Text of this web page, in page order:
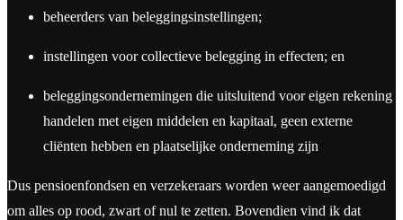
beheerders van beleggingsinstellingen;
instellingen voor collectieve belegging in effecten; en
beleggingsondernemingen die uitsluitend voor eigen rekening
handelen met eigen middelen en kapitaal, geen externe
cliënten hebben en plaatselijke onderneming zijn
Dus pensioenfondsen en verzekeraars worden weer aangemoedigd
om alles op rood, zwart of nul te zetten. Bovendien vind ik dat